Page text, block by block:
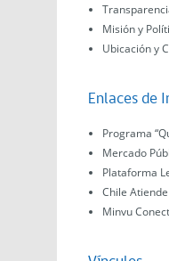
Misión y
Ubicación y
Enlaces de
Programa
Mercado
Plataforma
Chile Atiende
Minvu